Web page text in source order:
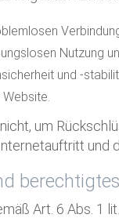
Nutzung
und -
um
und
Art. 6 Abs. 1